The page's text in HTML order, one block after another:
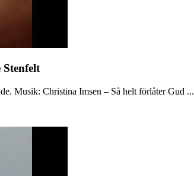
Musik: Christina Imsen – Så helt förlåter Gud ...